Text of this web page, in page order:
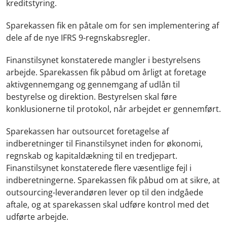
kreditstyring.
Sparekassen fik en påtale om for sen implementering af
dele af de nye IFRS 9-regnskabsregler.
Finanstilsynet konstaterede mangler i bestyrelsens
arbejde. Sparekassen fik påbud om årligt at foretage
aktivgennemgang og gennemgang af udlån til
bestyrelse og direktion. Bestyrelsen skal føre
konklusionerne til protokol, når arbejdet er gennemført.
Sparekassen har outsourcet foretagelse af
indberetninger til Finanstilsynet inden for økonomi,
regnskab og kapitaldækning til en tredjepart.
Finanstilsynet konstaterede flere væsentlige fejl i
indberetningerne. Sparekassen fik påbud om at sikre, at
outsourcing-leverandøren lever op til den indgåede
aftale, og at sparekassen skal udføre kontrol med det
udførte arbejde.